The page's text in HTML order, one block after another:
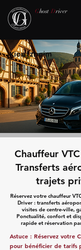
Ghost Driver
Kientzheim
Chauffeur
Transferts
trajets
Réservez votre chauffeur
Driver : transferts
visites de centre-ville,
Ponctualité, confort et
rapide et réservation
Astuce : Réservez votre
pour bénéficier de tarifs